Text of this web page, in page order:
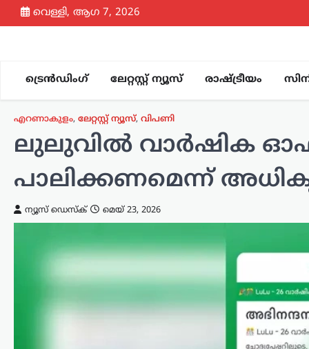
Skip
to
വെള്ളി, ആഗ 7, 2026
ട്രെൻഡിംഗ് ലേറ്റസ്റ്റ് ന്യൂസ് രാഷ്ട്രീയം
എറണാകുളം, ലേറ്റസ്റ്റ് ന്യൂസ്, വിപണി
ലുലുവിൽ വാർഷിക
പാലിക്കണമെന്ന്
ന്യൂസ് ഡെസ്ക് മെയ്‌ 23, 2026